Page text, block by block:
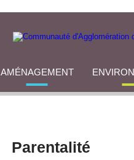
AMÉNAGEMENT
Parentalité